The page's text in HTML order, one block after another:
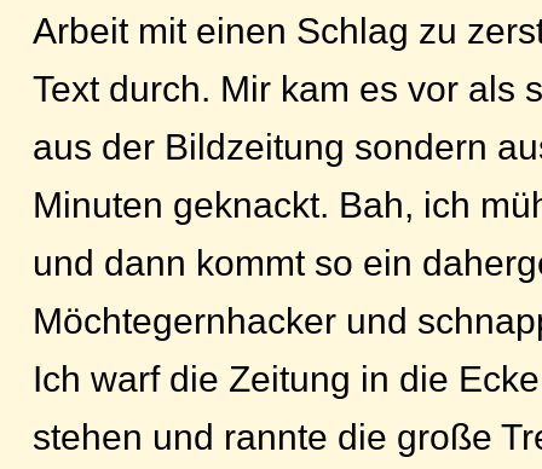
Arbeit mit einen Schlag zu
Text durch. Mir kam es vor als
aus der Bildzeitung sondern
Minuten geknackt. Bah, ich
und dann kommt so ein
Möchtegernhacker und
Ich warf die Zeitung in die
stehen und rannte die große